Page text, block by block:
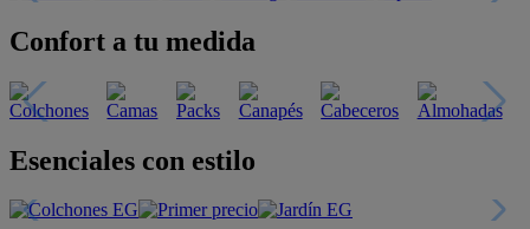
Confort a tu medida
Esenciales con estilo